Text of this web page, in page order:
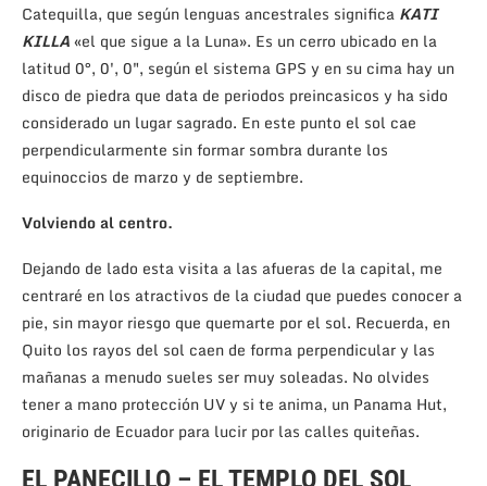
Catequilla, que según lenguas ancestrales significa KATI
KILLA«el que sigue a la Luna». Es un cerro ubicado en la
latitud 0°, 0′, 0″, según el sistema GPS y en su cima hay un
disco de piedra que data de periodos preincasicos y ha sido
considerado un lugar sagrado. En este punto el sol cae
perpendicularmente sin formar sombra durante los
equinoccios de marzo y de septiembre.
Volviendo al centro.
Dejando de lado esta visita a las afueras de la capital, me
centraré en los atractivos de la ciudad que puedes conocer a
pie, sin mayor riesgo que quemarte por el sol. Recuerda, en
Quito los rayos del sol caen de forma perpendicular y las
mañanas a menudo sueles ser muy soleadas. No olvides
tener a mano protección UV y si te anima, un Panama Hut,
originario de Ecuador para lucir por las calles quiteñas.
EL PANECILLO – EL TEMPLO DEL SOL